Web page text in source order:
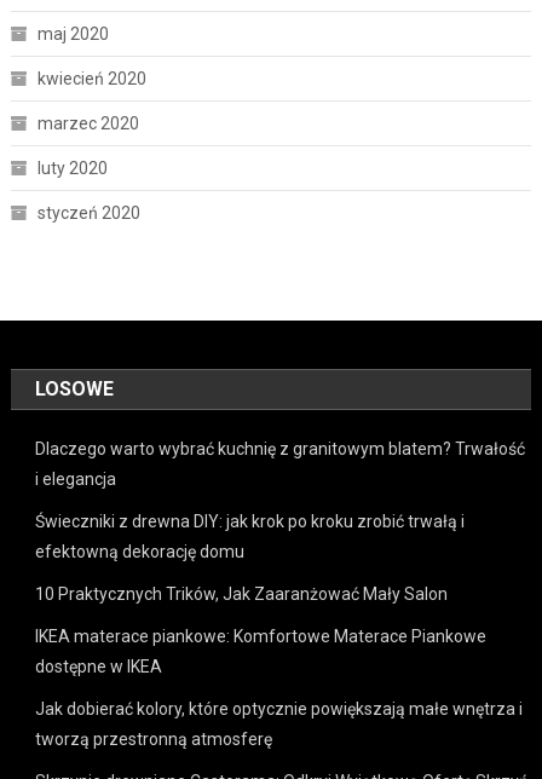
maj 2020
kwiecień 2020
marzec 2020
luty 2020
styczeń 2020
LOSOWE
Dlaczego warto wybrać kuchnię z granitowym blatem? Trwałość
i elegancja
Świeczniki z drewna DIY: jak krok po kroku zrobić trwałą i
efektowną dekorację domu
10 Praktycznych Trików, Jak Zaaranżować Mały Salon
IKEA materace piankowe: Komfortowe Materace Piankowe
dostępne w IKEA
Jak dobierać kolory, które optycznie powiększają małe wnętrza i
tworzą przestronną atmosferę